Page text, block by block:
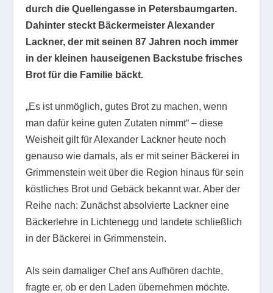
durch die Quellengasse in Petersbaumgarten.
Dahinter steckt Bäckermeister Alexander
Lackner, der mit seinen 87 Jahren noch immer
in der kleinen hauseigenen Backstube frisches
Brot für die Familie bäckt.
„Es ist unmöglich, gutes Brot zu machen, wenn
man dafür keine guten Zutaten nimmt“ – diese
Weisheit gilt für Alexander Lackner heute noch
genauso wie damals, als er mit seiner Bäckerei in
Grimmenstein weit über die Region hinaus für sein
köstliches Brot und Gebäck bekannt war. Aber der
Reihe nach: Zunächst absolvierte Lackner eine
Bäckerlehre in Lichtenegg und landete schließlich
in der Bäckerei in Grimmenstein.
Als sein damaliger Chef ans Aufhören dachte,
fragte er, ob er den Laden übernehmen möchte.